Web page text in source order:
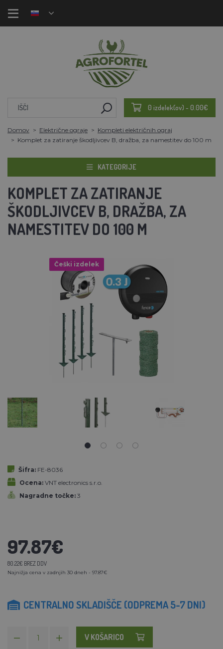
0 izdelek(ov) - 0.00€
Domov Električne ograje
Kompleti električnih ograj
Komplet za zatiranje škodljivcev B, dražba, za namestitev do 100 m
KATEGORIJE
KOMPLET ZA ZATIRANJE
ŠKODLJIVCEV B, DRAŽBA, ZA
NAMESTITEV DO 100 M
Češki izdelek
Šifra: FE-8036
Ocena: VNT electronics s.r.o.
Nagradne točke: 3
97.87€
80.22€ BREZ DDV
Najnižja cena v zadnjih 30 dneh - 97.87€
CENTRALNO SKLADIŠČE (ODPREMA 5-7 DNI)
V KOŠARICO